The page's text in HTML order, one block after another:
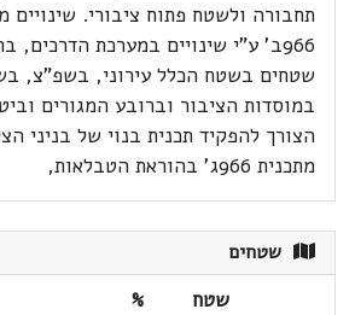
תחבורה ולשטח פתוח ציבורי. שינויים
966ב' ע"י שינויים במערכת
שטחים בשטח הכלל עירוני, בשפ"צ,
במוסדות הציבור וברובע המגורים
הצורך להפקיד תכנית בנוי של בניני
מתכנית 966ג' בהוראת הטבלאות,
שטחים
שטח
%